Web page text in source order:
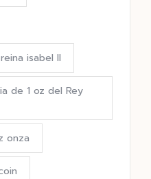
isabel II
de 1 oz del Rey
onza